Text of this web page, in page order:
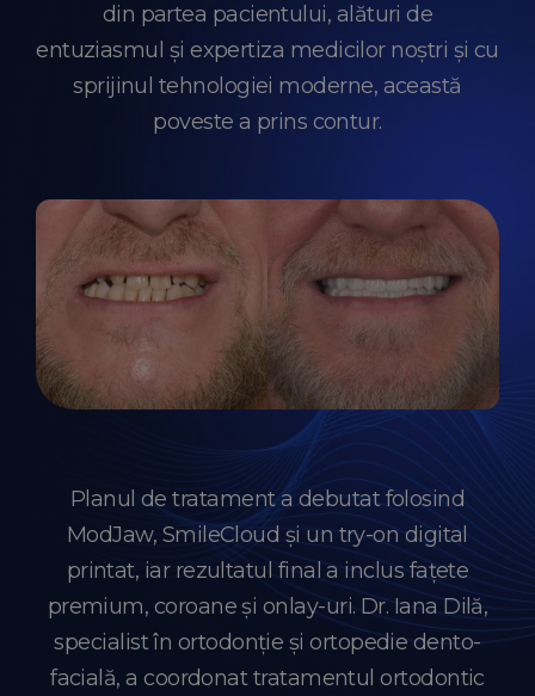
din partea pacientului, alături de
entuziasmul și expertiza medicilor noștri și cu
sprijinul tehnologiei moderne, această
poveste a prins contur.
Planul de tratament a debutat folosind
ModJaw, SmileCloud și un try-on digital
printat, iar rezultatul final a inclus fațete
premium, coroane și onlay-uri. Dr. Iana Dilă,
specialist în ortodonție și ortopedie dento-
facială, a coordonat tratamentul ortodontic